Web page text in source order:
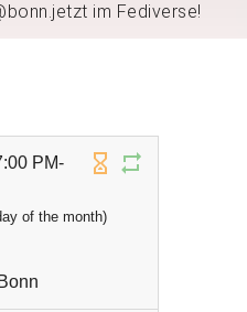
im Fediverse!
PM-
of the month)